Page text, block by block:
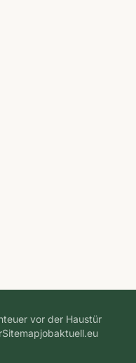
vor der Haustür
Sitemapjobaktuell.eu